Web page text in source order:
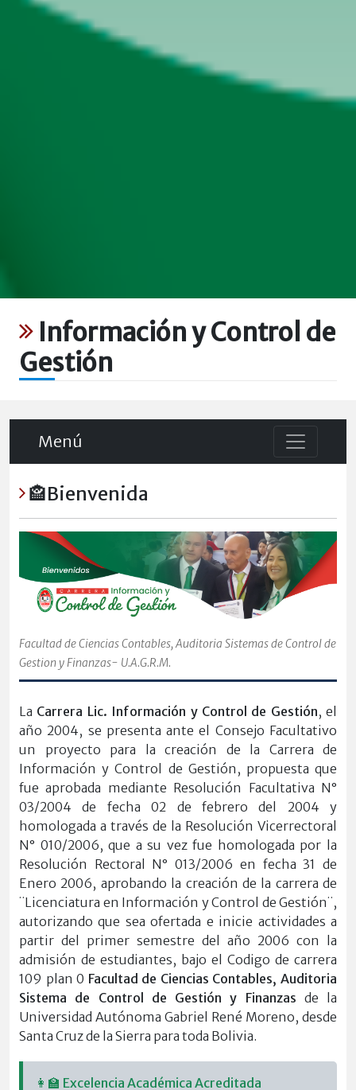
Información y Control de
Gestión
Menú
🏤Bienvenida
Facultad de Ciencias Contables, Auditoria Sistemas de Control de
Gestion y Finanzas- U.A.G.R.M.
La Carrera Lic. Información y Control de Gestión, el
año 2004, se presenta ante el Consejo Facultativo
un proyecto para la creación de la Carrera de
Información y Control de Gestión, propuesta que
fue aprobada mediante Resolución Facultativa N°
03/2004 de fecha 02 de febrero del 2004 y
homologada a través de la Resolución Vicerrectoral
N° 010/2006, que a su vez fue homologada por la
Resolución Rectoral N° 013/2006 en fecha 31 de
Enero 2006, aprobando la creación de la carrera de
¨Licenciatura en Información y Control de Gestión¨,
autorizando que sea ofertada e inicie actividades a
partir del primer semestre del año 2006 con la
admisión de estudiantes, bajo el Codigo de carrera
109 plan 0 Facultad de Ciencias Contables, Auditoria
Sistema de Control de Gestión y Finanzas de la
Universidad Autónoma Gabriel René Moreno, desde
Santa Cruz de la Sierra para toda Bolivia.
👩‍🏫 Excelencia Académica Acreditada